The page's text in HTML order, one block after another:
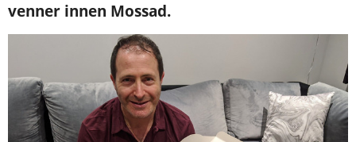
venner innen Mossad.